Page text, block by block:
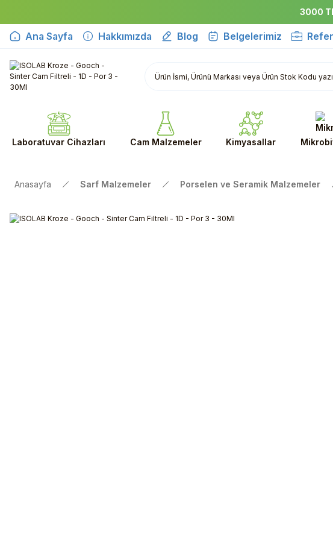
3000
Ana Sayfa Hakkımızda Blog Belgelerimiz
Laboratuvar Cihazları Cam Malzemeler Kimyasallar
Anasayfa Sarf Malzemeler Porselen ve Seramik Malzemeler